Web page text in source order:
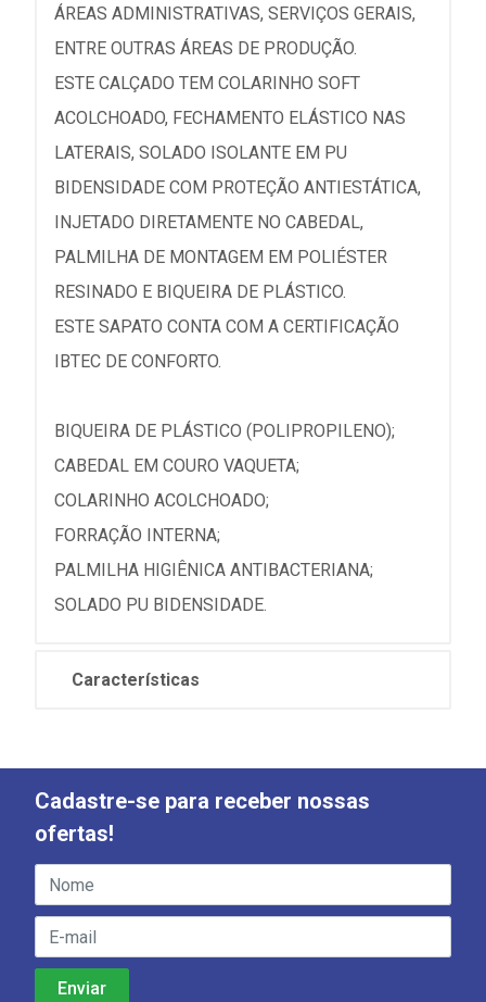
ÁREAS ADMINISTRATIVAS, SERVIÇOS GERAIS,
ENTRE OUTRAS ÁREAS DE PRODUÇÃO.
ESTE CALÇADO TEM COLARINHO SOFT
ACOLCHOADO, FECHAMENTO ELÁSTICO NAS
LATERAIS, SOLADO ISOLANTE EM PU
BIDENSIDADE COM PROTEÇÃO ANTIESTÁTICA,
INJETADO DIRETAMENTE NO CABEDAL,
PALMILHA DE MONTAGEM EM POLIÉSTER
RESINADO E BIQUEIRA DE PLÁSTICO.
ESTE SAPATO CONTA COM A CERTIFICAÇÃO
IBTEC DE CONFORTO.
BIQUEIRA DE PLÁSTICO (POLIPROPILENO);
CABEDAL EM COURO VAQUETA;
COLARINHO ACOLCHOADO;
FORRAÇÃO INTERNA;
PALMILHA HIGIÊNICA ANTIBACTERIANA;
SOLADO PU BIDENSIDADE.
Características
Cadastre-se para receber nossas
ofertas!